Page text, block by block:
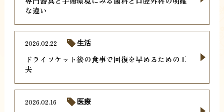
な違い
ドライソケット後の食事で回復を早めるための工
夫
2026.02.22 生活
2026.02.16 医療